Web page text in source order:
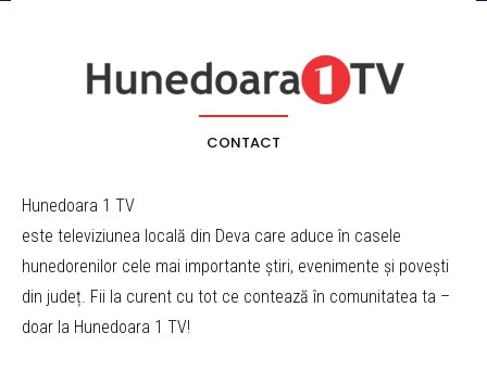
CONTACT
Hunedoara 1 TV
este televiziunea locală din Deva care aduce în casele
hunedorenilor cele mai importante știri, evenimente și povești
din județ. Fii la curent cu tot ce contează în comunitatea ta –
doar la Hunedoara 1 TV!